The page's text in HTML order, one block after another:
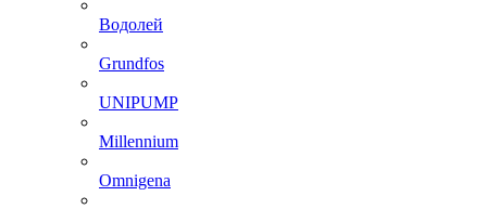
Водолей
Grundfos
UNIPUMP
Millennium
Omnigena